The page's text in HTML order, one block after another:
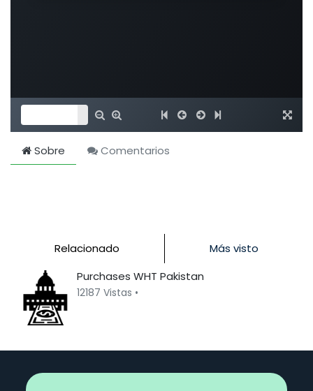
Relacionado
Más visto
Purchases WHT Pakistan
12187 Vistas •
Sobre Comentarios